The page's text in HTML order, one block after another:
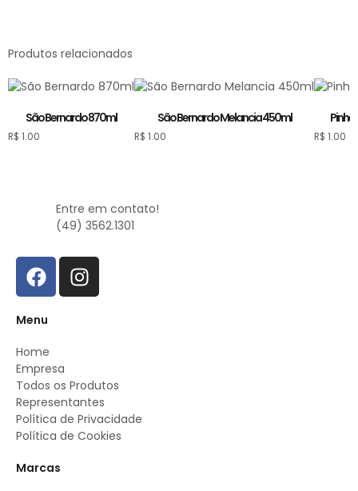
Produtos relacionados
São Bernardo 870ml
R$ 1.00
São Bernardo Melancia 450ml
R$ 1.00 R$ 1.00
Entre em contato!
(49) 3562.1301
Menu
Home
Empresa
Todos os Produtos
Representantes
Política de Privacidade
Política de Cookies
Marcas